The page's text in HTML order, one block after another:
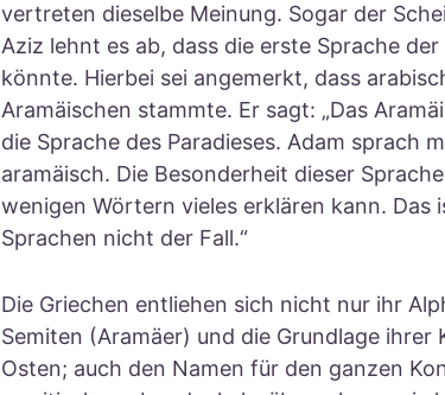
vertreten dieselbe Meinung. Sogar der
Aziz lehnt es ab, dass die erste Sprache
könnte. Hierbei sei angemerkt, dass
Aramäischen stammte. Er sagt: „Das
die Sprache des Paradieses. Adam sprach
aramäisch. Die Besonderheit dieser
wenigen Wörtern vieles erklären kann. Das
Sprachen nicht der Fall.“
Die Griechen entliehen sich nicht nur ihr
Semiten (Aramäer) und die Grundlage ihrer
Osten; auch den Namen für den ganzen